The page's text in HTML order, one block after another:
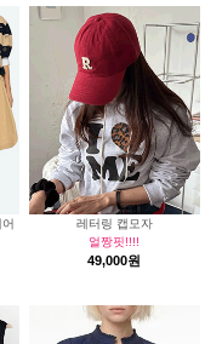
레터링 캡모자
얼짱핏!!!!
49,000원